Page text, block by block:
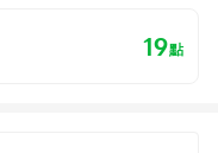
19點